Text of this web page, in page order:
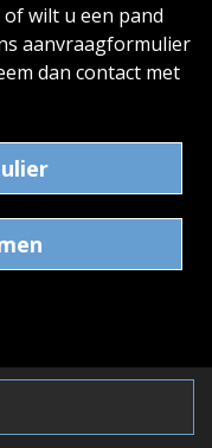
wilt u een pand
aanvraagformulier
dan contact met